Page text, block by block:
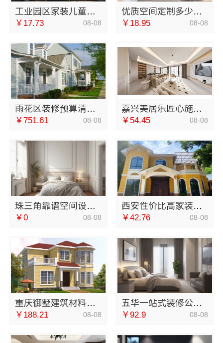
工业园区家装儿童房环保-苏州兔哥哥智装新材料
￥17.73 08-08
优质空间定制多少钱？南京市创亿讯环保套餐更实惠
￥18.95 08-08
雨花区装修预算清单透明化施工湖南创益讯建筑有限公司
￥751.61 08-08
嘉兴美居乐匠心施工打造品质新家
￥54.45 08-08
珠三角靠谱空间设计优惠活动-广东鼎饰空间装饰工程有限公司
￥0 08-08
西安性价比高家装施工改善房免费量房-居安天成（西安）建筑工程有限责任公司
￥42.76 08-08
重庆御墅建筑材料有限公司本地免拆模板多少钱一平环保材料
￥188.21 08-08
五华一站式装修公司对比：云南至高新型建材有限公司口碑与实力兼具
￥92.9 08-08